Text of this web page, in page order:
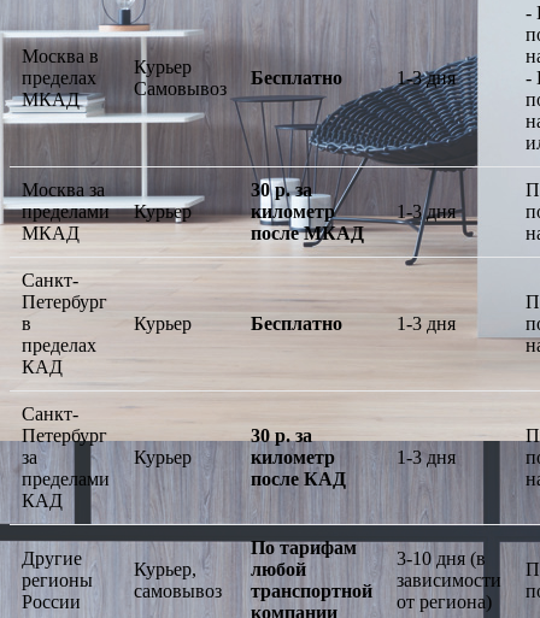
Москва в
пределах
МКАД
Курьер
Самовывоз
Бесплатно 1-3 дня
-
-
Москва за
пределами
МКАД
Курьер
30 р. за
километр
после МКАД
1-3 дня
Санкт-
Петербург
в
пределах
КАД
Курьер Бесплатно 1-3 дня
Санкт-
Петербург
за
пределами
КАД
Курьер
30 р. за
километр
после КАД
1-3 дня
Другие
регионы
России
Курьер,
самовывоз
По тарифам
любой
транспортной
компании
3-10 дня (в
зависимости
от региона)